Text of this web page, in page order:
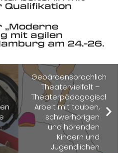
„Moderne
mit agilen
am 24.-26.
Gebärdensprachliche
Theatervielfalt –
Theaterpädagogische
Arbeit mit tauben,
schwerhörigen
und hörenden
Kindern und
Jugendlichen